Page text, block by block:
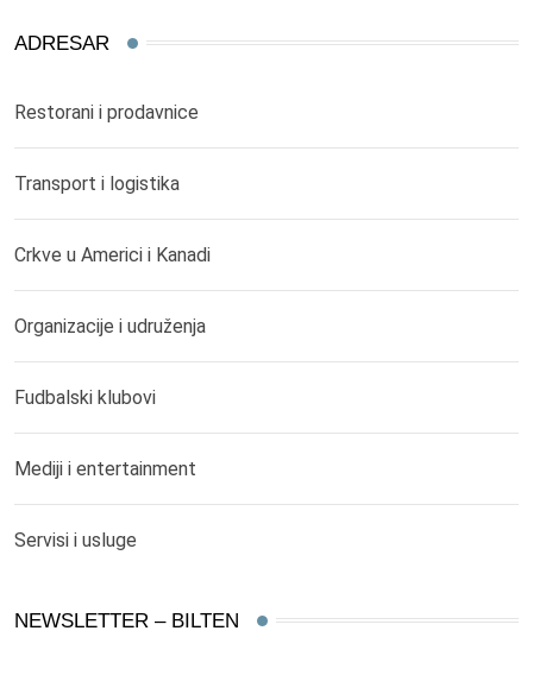
ADRESAR
Restorani i prodavnice
Transport i logistika
Crkve u Americi i Kanadi
Organizacije i udruženja
Fudbalski klubovi
Mediji i entertainment
Servisi i usluge
NEWSLETTER – BILTEN